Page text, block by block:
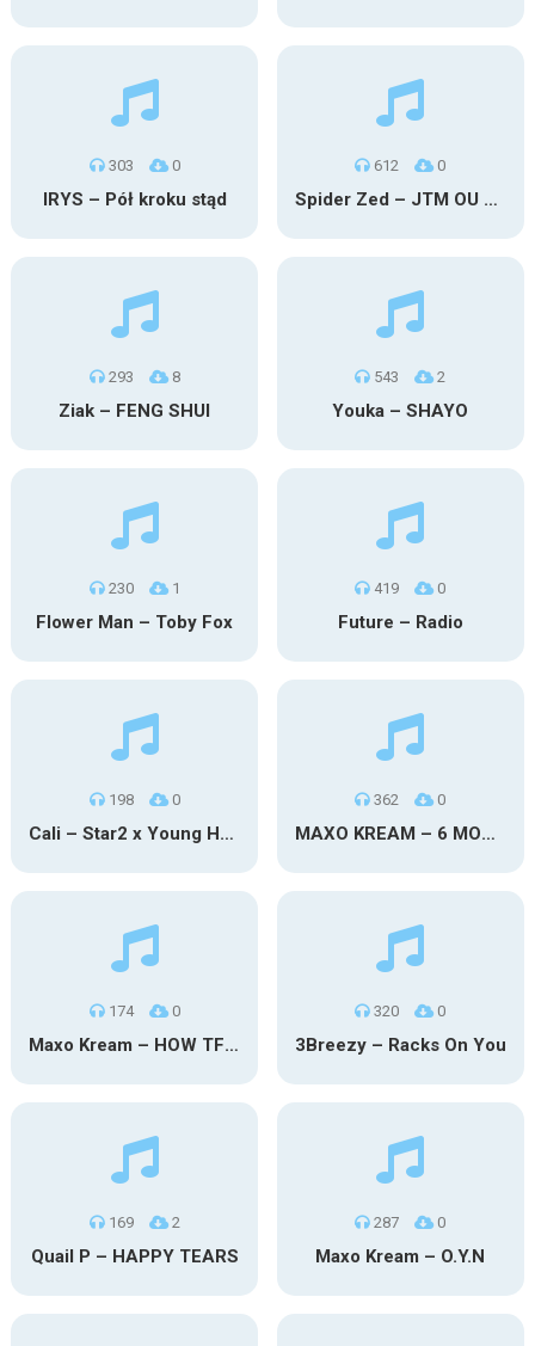
303 0
IRYS – Pół kroku stąd
612 0
Spider Zed – JTM OU TG
293 8
Ziak – FENG SHUI
543 2
Youka – SHAYO
230 1
Flower Man – Toby Fox
419 0
Future – Radio
198 0
Cali – Star2 x Young Henny
362 0
MAXO KREAM – 6 MONTHS CLEAN
174 0
Maxo Kream – HOW TF I’M LUCKY
320 0
3Breezy – Racks On You
169 2
Quail P – HAPPY TEARS
287 0
Maxo Kream – O.Y.N